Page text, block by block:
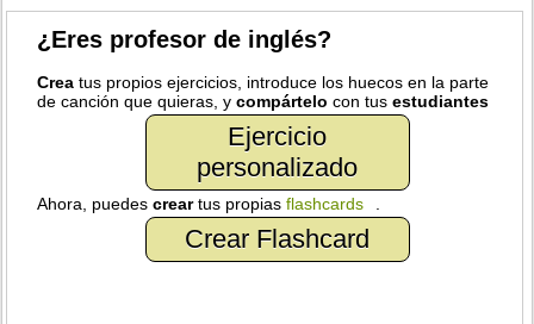
¿Eres profesor de inglés?
Crea tus propios ejercicios, introduce los huecos en la parte
de canción que quieras, ycompártelo con tusestudiantes
Ejercicio
personalizado
Ahora, puedescreartus propiasflashcards
Crear Flashcard